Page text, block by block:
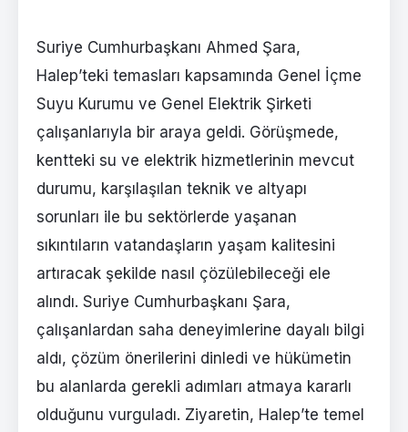
Suriye Cumhurbaşkanı Ahmed Şara,
Halep’teki temasları kapsamında Genel İçme
Suyu Kurumu ve Genel Elektrik Şirketi
çalışanlarıyla bir araya geldi. Görüşmede,
kentteki su ve elektrik hizmetlerinin mevcut
durumu, karşılaşılan teknik ve altyapı
sorunları ile bu sektörlerde yaşanan
sıkıntıların vatandaşların yaşam kalitesini
artıracak şekilde nasıl çözülebileceği ele
alındı. Suriye Cumhurbaşkanı Şara,
çalışanlardan saha deneyimlerine dayalı bilgi
aldı, çözüm önerilerini dinledi ve hükümetin
bu alanlarda gerekli adımları atmaya kararlı
olduğunu vurguladı. Ziyaretin, Halep’te temel